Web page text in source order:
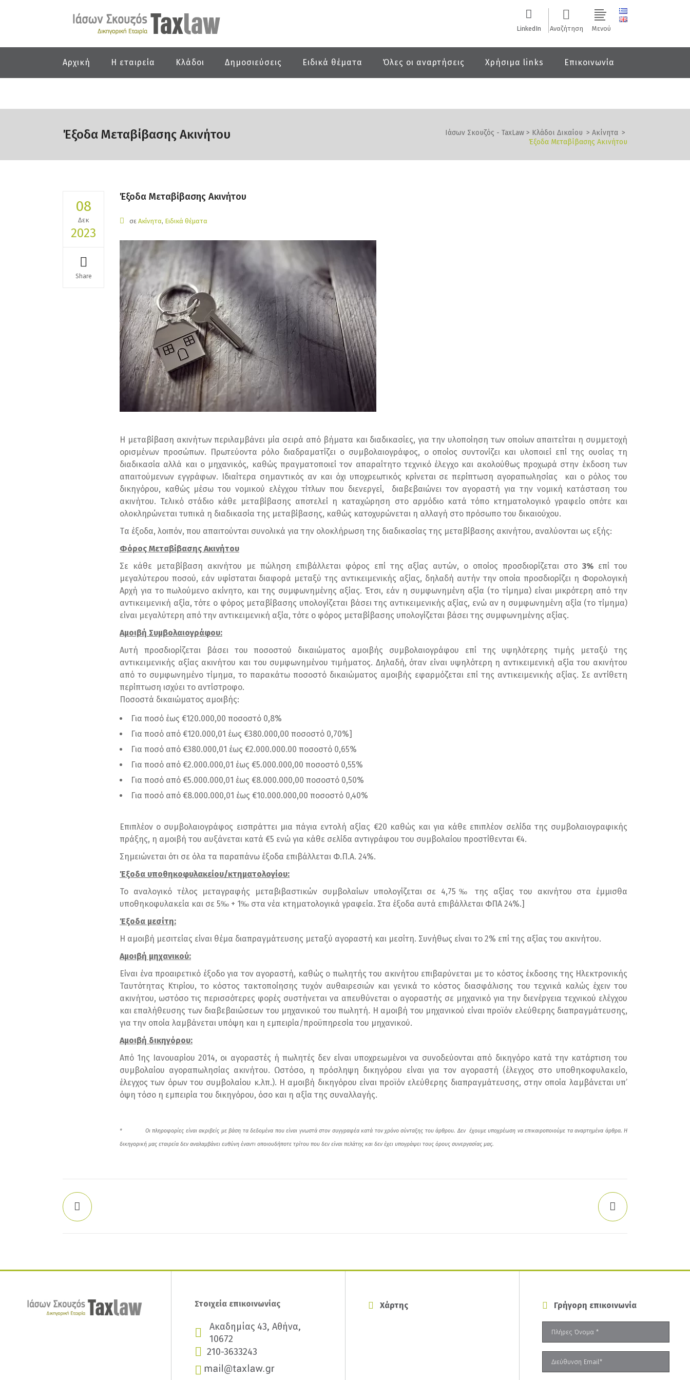
LinkedIn Αναζήτηση Μενού
Αρχική Η εταιρεία Κλάδοι Δημοσιεύσεις Ειδικά θέματα Όλες οι αναρτήσεις Χρήσιμα links Επικοινωνία
Έξοδα Μεταβίβασης Ακινήτου Ιάσων Σκουζός - TaxLaw > Κλάδοι Δικαίου > Ακίνητα >
Έξοδα Μεταβίβασης Ακινήτου
08
Δεκ
2023
Share
Έξοδα Μεταβίβασης Ακινήτου
σε Ακίνητα, Ειδικά θέματα
Η μεταβίβαση ακινήτων περιλαμβάνει μία σειρά από βήματα και διαδικασίες, για την υλοποίηση των οποίων απαιτείται η συμμετοχή
ορισμένων προσώπων. Πρωτεύοντα ρόλο διαδραματίζει ο συμβολαιογράφος, ο οποίος συντονίζει και υλοποιεί επί της ουσίας τη
διαδικασία αλλά και ο μηχανικός, καθώς πραγματοποιεί τον απαραίτητο τεχνικό έλεγχο και ακολούθως προχωρά στην έκδοση των
απαιτούμενων εγγράφων. Ιδιαίτερα σημαντικός αν και όχι υποχρεωτικός κρίνεται σε περίπτωση αγοραπωλησίας και ο ρόλος του
δικηγόρου, καθώς μέσω του νομικού ελέγχου τίτλων που διενεργεί, διαβεβαιώνει τον αγοραστή για την νομική κατάσταση του
ακινήτου. Τελικό στάδιο κάθε μεταβίβασης αποτελεί η καταχώρηση στο αρμόδιο κατά τόπο κτηματολογικό γραφείο οπότε και
ολοκληρώνεται τυπικά η διαδικασία της μεταβίβασης, καθώς κατοχυρώνεται η αλλαγή στο πρόσωπο του δικαιούχου.
Tα έξοδα, λοιπόν, που απαιτούνται συνολικά για την ολοκλήρωση της διαδικασίας της μεταβίβασης ακινήτου, αναλύονται ως εξής:
Φόρος Μεταβίβασης Ακινήτου
Σε κάθε μεταβίβαση ακινήτου με πώληση επιβάλλεται φόρος επί της αξίας αυτών, ο οποίος προσδιορίζεται στο3% επί του
μεγαλύτερου ποσού, εάν υφίσταται διαφορά μεταξύ της αντικειμενικής αξίας, δηλαδή αυτήν την οποία προσδιορίζει η Φορολογική
Αρχή για το πωλούμενο ακίνητο, και της συμφωνημένης αξίας. Έτσι, εάν η συμφωνημένη αξία (το τίμημα) είναι μικρότερη από την
αντικειμενική αξία, τότε ο φόρος μεταβίβασης υπολογίζεται βάσει της αντικειμενικής αξίας, ενώ αν η συμφωνημένη αξία (το τίμημα)
είναι μεγαλύτερη από την αντικειμενική αξία, τότε ο φόρος μεταβίβασης υπολογίζεται βάσει της συμφωνημένης αξίας.
Αμοιβή Συμβολαιογράφου:
Αυτή προσδιορίζεται βάσει του ποσοστού δικαιώματος αμοιβής συμβολαιογράφου επί της υψηλότερης τιμής μεταξύ της
αντικειμενικής αξίας ακινήτου και του συμφωνημένου τιμήματος. Δηλαδή, όταν είναι υψηλότερη η αντικειμενική αξία του ακινήτου
από το συμφωνημένο τίμημα, το παρακάτω ποσοστό δικαιώματος αμοιβής εφαρμόζεται επί της αντικειμενικής αξίας. Σε αντίθετη
περίπτωση ισχύει το αντίστροφο.
Ποσοστά δικαιώματος αμοιβής:
Για ποσό έως €120.000,00 ποσοστό 0,8%
Για ποσό από €120.000,01 έως €380.000,00 ποσοστό 0,70%]
Για ποσό από €380.000,01 έως €2.000.000.00 ποσοστό 0,65%
Για ποσό από €2.000.000,01 έως €5.000.000,00 ποσοστό 0,55%
Για ποσό από €5.000.000,01 έως €8.000.000,00 ποσοστό 0,50%
Για ποσό από €8.000.000,01 έως €10.000.000,00 ποσοστό 0,40%
Επιπλέον ο συμβολαιογράφος εισπράττει μια πάγια εντολή αξίας €20 καθώς και για κάθε επιπλέον σελίδα της συμβολαιογραφικής
πράξης, η αμοιβή του αυξάνεται κατά €5 ενώ για κάθε σελίδα αντιγράφου του συμβολαίου προστίθενται €4.
Σημειώνεται ότι σε όλα τα παραπάνω έξοδα επιβάλλεται Φ.Π.Α. 24%.
Έξοδα υποθηκοφυλακείου/κτηματολογίου:
Το αναλογικό τέλος μεταγραφής μεταβιβαστικών συμβολαίων υπολογίζεται σε 4,75‰ της αξίας του ακινήτου στα έμμισθα
υποθηκοφυλακεία και σε 5‰ + 1‰ στα νέα κτηματολογικά γραφεία. Στα έξοδα αυτά επιβάλλεται ΦΠΑ 24%.]
Έξοδα μεσίτη:
Η αμοιβή μεσιτείας είναι θέμα διαπραγμάτευσης μεταξύ αγοραστή και μεσίτη. Συνήθως είναι το 2% επί της αξίας του ακινήτου.
Αμοιβή μηχανικού:
Είναι ένα προαιρετικό έξοδο για τον αγοραστή, καθώς ο πωλητής του ακινήτου επιβαρύνεται με το κόστος έκδοσης της Ηλεκτρονικής
Ταυτότητας Κτιρίου, το κόστος τακτοποίησης τυχόν αυθαιρεσιών και γενικά το κόστος διασφάλισης του τεχνικά καλώς έχειν του
ακινήτου, ωστόσο τις περισσότερες φορές συστήνεται να απευθύνεται ο αγοραστής σε μηχανικό για την διενέργεια τεχνικού ελέγχου
και επαλήθευσης των διαβεβαιώσεων του μηχανικού του πωλητή. Η αμοιβή του μηχανικού είναι προϊόν ελεύθερης διαπραγμάτευσης,
για την οποία λαμβάνεται υπόψη και η εμπειρία/προϋπηρεσία του μηχανικού.
Αμοιβή δικηγόρου:
Από 1ης Ιανουαρίου 2014, οι αγοραστές ή πωλητές δεν είναι υποχρεωμένοι να συνοδεύονται από δικηγόρο κατά την κατάρτιση του
συμβολαίου αγοραπωλησίας ακινήτου. Ωστόσο, η πρόσληψη δικηγόρου είναι για τον αγοραστή (έλεγχος στο υποθηκοφυλακείο,
έλεγχος των όρων του συμβολαίου κ.λπ.). Η αμοιβή δικηγόρου είναι προϊόν ελεύθερης διαπραγμάτευσης, στην οποία λαμβάνεται υπ’
όψη τόσο η εμπειρία του δικηγόρου, όσο και η αξία της συναλλαγής.
* Οι πληροφορίες είναι ακριβείς με βάση τα δεδομένα που είναι γνωστά στον συγγραφέακατά τον χρόνο σύνταξης του άρθρου. Δεν έχουμε υποχρέωση να επικαιροποιούμε τα αναρτημένα άρθρα. Η
δικηγορική μας εταιρεία δεν αναλαμβάνει ευθύνη έναντι οποιουδήποτε τρίτου που δεν είναι πελάτης και δεν έχει υπογράψει τους όρους συνεργασίας μας.
Στοιχεία επικοινωνίας
Ακαδημίας 43, Αθήνα,
10672
210-3633243
Χάρτης Γρήγορη επικοινωνία